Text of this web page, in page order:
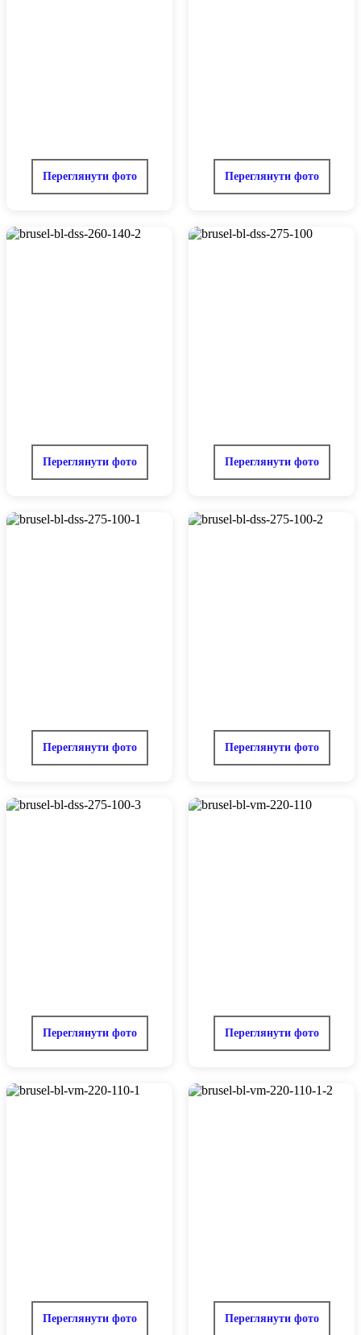
Переглянути фото Переглянути фото
Переглянути фото Переглянути фото
Переглянути фото Переглянути фото
Переглянути фото Переглянути фото
Переглянути фото Переглянути фото